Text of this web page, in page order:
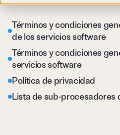
Términos y condiciones
de los servicios software
Términos y condiciones
servicios software
Política de privacidad
Lista de sub-procesadores